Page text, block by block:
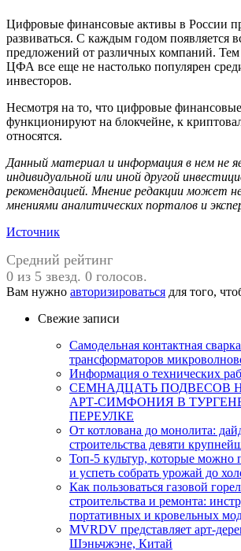
Цифровые финансовые активы в России
развиваться. С каждым годом появляется
предложений от различных компаний.
ЦФА все еще не настолько популярен
инвесторов.
Несмотря на то, что цифровые
функционируют на блокчейне, к
относятся.
Данный материал и информация в нем не
индивидуальной или иной другой
рекомендацией. Мнение редакции может
мнениями аналитических порталов и
Источник
Средний рейтинг
0 из 5 звезд. 0 голосов.
Вам нужно авторизироваться для того,
Свежие записи
Самодельная контактная
трансформаторов
Информация о технических
СЕМНАДЦАТЬ ПОДВЕСОВ
АРТ-СИМФОНИЯ В
ПЕРЕУЛКЕ
От котлована до монолита:
строительства девяти
Топ-5 культур, которые можно
и успеть собрать урожай до
Как пользоваться газовой
строительства и ремонта:
портативных и кровельных
MVRDV представляет арт-
Шэньчжэне, Китай